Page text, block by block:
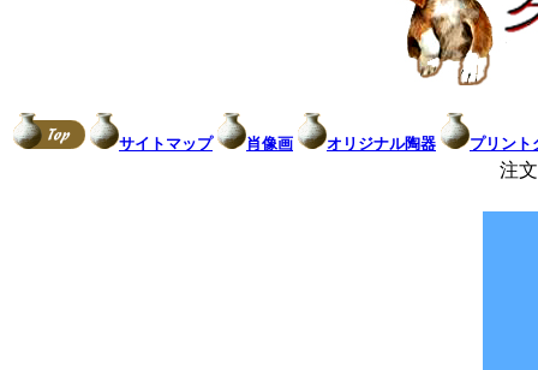
サイトマップ 肖像画 オリジナル陶器 プリント
注